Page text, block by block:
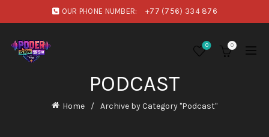
OUR PHONE NUMBER: +77 (756) 334 876
0 0
PODCAST
Home Archive by Category "Podcast"